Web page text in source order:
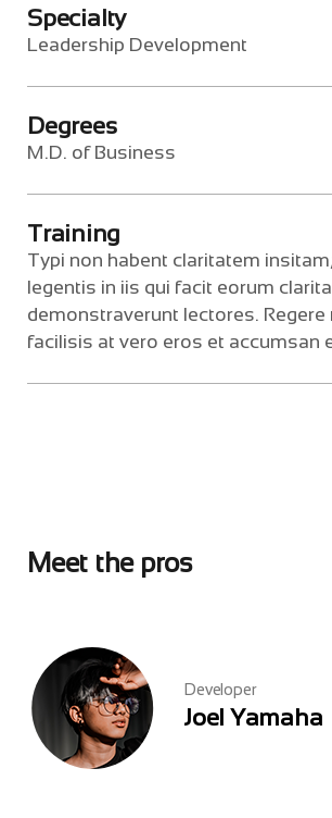
Specialty
Leadership Development
Degrees
M.D. of Business
Training
Typi non habent claritatem
legentis in iis qui facit eorum
demonstraverunt lectores. Regere
facilisis at vero eros et accumsan
Meet the pros
Developer
Joel Yamaha